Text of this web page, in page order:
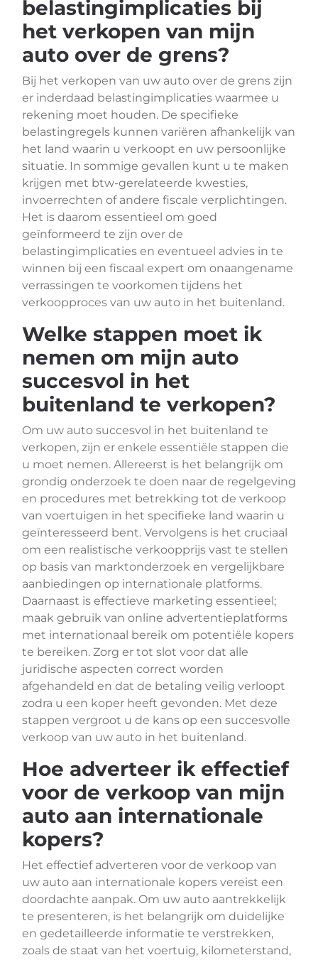
belastingimplicaties bij
het verkopen van mijn
auto over de grens?
Bij het verkopen van uw auto over de grens zijn
er inderdaad belastingimplicaties waarmee u
rekening moet houden. De specifieke
belastingregels kunnen variëren afhankelijk van
het land waarin u verkoopt en uw persoonlijke
situatie. In sommige gevallen kunt u te maken
krijgen met btw-gerelateerde kwesties,
invoerrechten of andere fiscale verplichtingen.
Het is daarom essentieel om goed
geïnformeerd te zijn over de
belastingimplicaties en eventueel advies in te
winnen bij een fiscaal expert om onaangename
verrassingen te voorkomen tijdens het
verkoopproces van uw auto in het buitenland.
Welke stappen moet ik
nemen om mijn auto
succesvol in het
buitenland te verkopen?
Om uw auto succesvol in het buitenland te
verkopen, zijn er enkele essentiële stappen die
u moet nemen. Allereerst is het belangrijk om
grondig onderzoek te doen naar de regelgeving
en procedures met betrekking tot de verkoop
van voertuigen in het specifieke land waarin u
geïnteresseerd bent. Vervolgens is het cruciaal
om een realistische verkoopprijs vast te stellen
op basis van marktonderzoek en vergelijkbare
aanbiedingen op internationale platforms.
Daarnaast is effectieve marketing essentieel;
maak gebruik van online advertentieplatforms
met internationaal bereik om potentiële kopers
te bereiken. Zorg er tot slot voor dat alle
juridische aspecten correct worden
afgehandeld en dat de betaling veilig verloopt
zodra u een koper heeft gevonden. Met deze
stappen vergroot u de kans op een succesvolle
verkoop van uw auto in het buitenland.
Hoe adverteer ik effectief
voor de verkoop van mijn
auto aan internationale
kopers?
Het effectief adverteren voor de verkoop van
uw auto aan internationale kopers vereist een
doordachte aanpak. Om uw auto aantrekkelijk
te presenteren, is het belangrijk om duidelijke
en gedetailleerde informatie te verstrekken,
zoals de staat van het voertuig, kilometerstand,